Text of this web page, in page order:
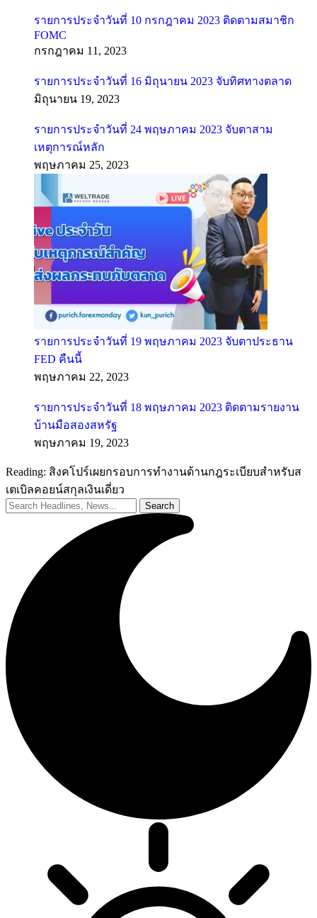
รายการประจำวันที่ 10 กรกฎาคม 2023 ติดตามสมาชิก
FOMC
กรกฎาคม 11, 2023
รายการประจำวันที่ 16 มิถุนายน 2023 จับทิศทางตลาด
มิถุนายน 19, 2023
รายการประจำวันที่ 24 พฤษภาคม 2023 จับตาสาม
เหตุการณ์หลัก
พฤษภาคม 25, 2023
รายการประจำวันที่ 19 พฤษภาคม 2023 จับตาประธาน
FED คืนนี้
พฤษภาคม 22, 2023
รายการประจำวันที่ 18 พฤษภาคม 2023 ติดตามรายงาน
บ้านมือสองสหรัฐ
พฤษภาคม 19, 2023
Reading: สิงคโปร์เผยกรอบการทำงานด้านกฎระเบียบสำหรับส
เตเบิลคอยน์สกุลเงินเดี่ยว